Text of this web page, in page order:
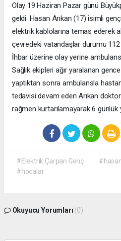
Olay 19 Haziran Pazar günü
geldi. Hasan Arıkan (17) isimli
elektrik kablolarına temas ederek
çevredeki vatandaşlar durumu 112
İhbar üzerine olay yerine
Sağlık ekipleri ağır yaralanan
yaptıktan sonra ambulansla
tedavisi devam eden Arıkan
rağmen kurtarılamayarak 6 günlük
#Elektrik Çarpan Genç
#hocalar
Okuyucu Yorumları (0)